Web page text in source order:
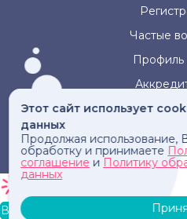
Этот сайт использует
данных
Продолжая использование,
обработку и принимаете
соглашение и Политику
данных
Частые
Профиль
Информация,
использована для
лечения и не
В корзину